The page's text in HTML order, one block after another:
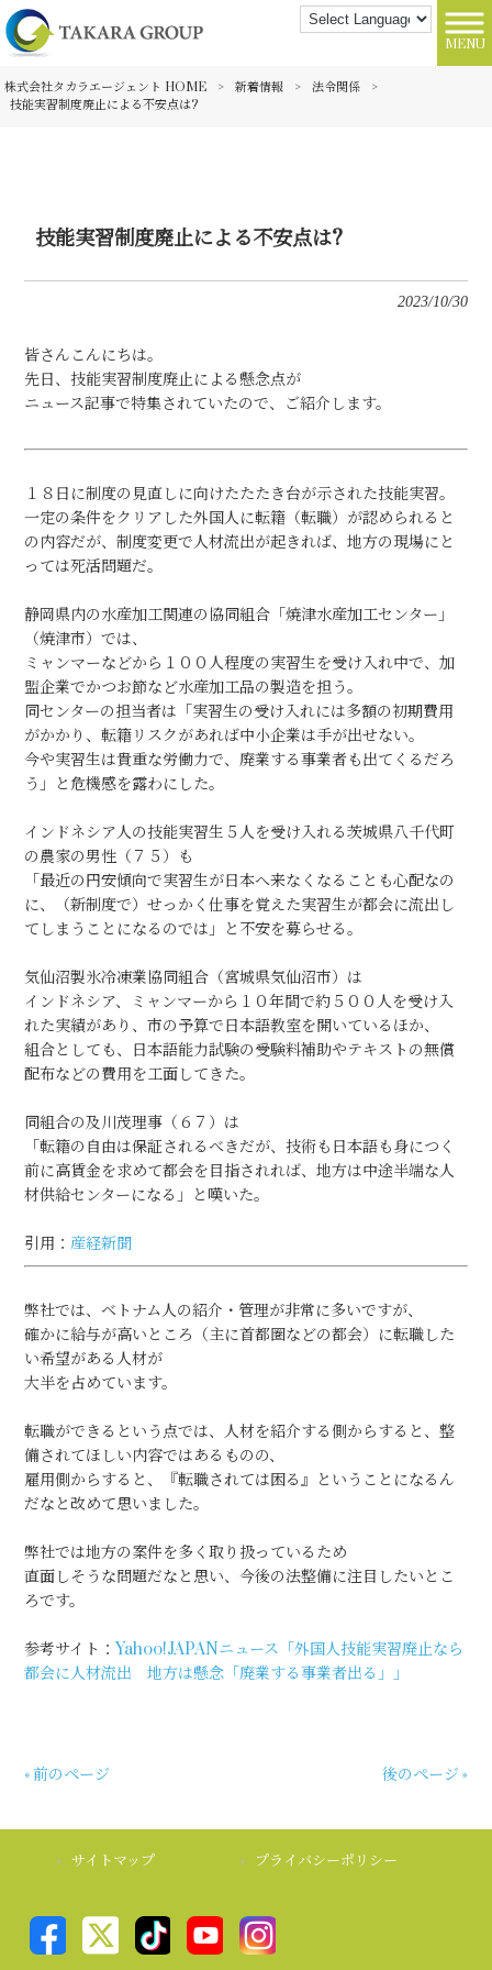
MENU
株式会社タカラエージェント HOME > 新着情報 > 法令関係
>
技能実習制度廃止による不安点は?
技能実習制度廃止による不安点は?
2023/10/30
皆さんこんにちは。
先日、技能実習制度廃止による懸念点が
ニュース記事で特集されていたので、ご紹介します。
１８日に制度の見直しに向けたたたき台が示された技能実習。
一定の条件をクリアした外国人に転籍（転職）が認められると
の内容だが、制度変更で人材流出が起きれば、地方の現場にと
っては死活問題だ。
静岡県内の水産加工関連の協同組合「焼津水産加工センター」
（焼津市）では、
ミャンマーなどから１００人程度の実習生を受け入れ中で、加
盟企業でかつお節など水産加工品の製造を担う。
同センターの担当者は「実習生の受け入れには多額の初期費用
がかかり、転籍リスクがあれば中小企業は手が出せない。
今や実習生は貴重な労働力で、廃業する事業者も出てくるだろ
う」と危機感を露わにした。
インドネシア人の技能実習生５人を受け入れる茨城県八千代町
の農家の男性（７５）も
「最近の円安傾向で実習生が日本へ来なくなることも心配なの
に、（新制度で）せっかく仕事を覚えた実習生が都会に流出し
てしまうことになるのでは」と不安を募らせる。
気仙沼製氷冷凍業協同組合（宮城県気仙沼市）は
インドネシア、ミャンマーから１０年間で約５００人を受け入
れた実績があり、市の予算で日本語教室を開いているほか、
組合としても、日本語能力試験の受験料補助やテキストの無償
配布などの費用を工面してきた。
同組合の及川茂理事（６７）は
「転籍の自由は保証されるべきだが、技術も日本語も身につく
前に高賃金を求めて都会を目指されれば、地方は中途半端な人
材供給センターになる」と嘆いた。
引用：産経新聞
弊社では、ベトナム人の紹介・管理が非常に多いですが、
確かに給与が高いところ（主に首都圏などの都会）に転職した
い希望がある人材が
大半を占めています。
転職ができるという点では、人材を紹介する側からすると、整
備されてほしい内容ではあるものの、
雇用側からすると、『転職されては困る』ということになるん
だなと改めて思いました。
弊社では地方の案件を多く取り扱っているため
直面しそうな問題だなと思い、今後の法整備に注目したいとこ
ろです。
参考サイト：Yahoo!JAPANニュース「外国人技能実習廃止なら
都会に人材流出 地方は懸念「廃業する事業者出る」」
« 前のページ 後のページ »
サイトマップ プライバシーポリシー